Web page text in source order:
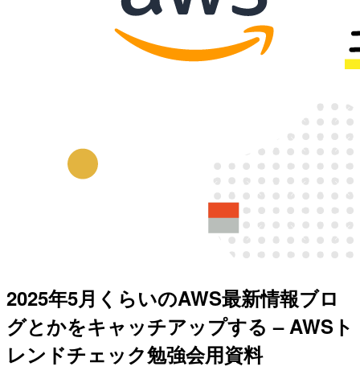
2025年5月くらいのAWS最新情報ブロ
グとかをキャッチアップする – AWSト
レンドチェック勉強会用資料